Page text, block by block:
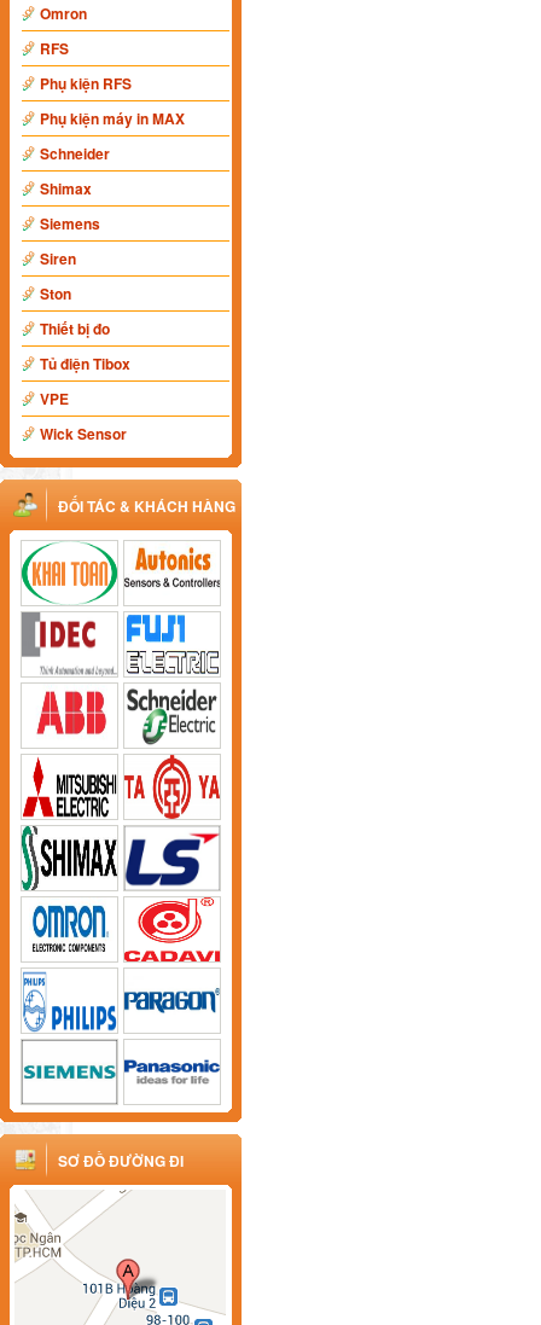
Omron
RFS
Phụ kiện RFS
Phụ kiện máy in MAX
Schneider
Shimax
Siemens
Siren
Ston
Thiết bị đo
Tủ điện Tibox
VPE
Wick Sensor
ĐỐI TÁC & KHÁCH HÀNG
SƠ ĐỒ ĐƯỜNG ĐI